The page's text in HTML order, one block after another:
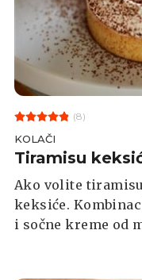
(8)
KOLAČI
Tiramisu
Ako volite
keksiće.
i sočne kreme od